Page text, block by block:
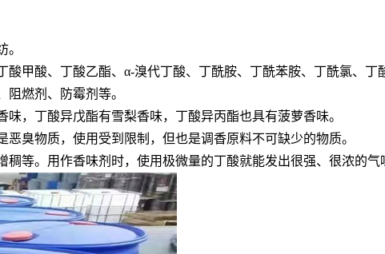
甲酸、丁酸乙酯、α-溴代丁酸、丁酰胺、丁酰苯胺、丁酰氯、丁
阻燃剂、防霉剂等。
，丁酸异戊酯有雪梨香味，丁酸异丙酯也具有菠萝香味。
臭物质，使用受到限制，但也是调香原料不可缺少的物质。
等。用作香味剂时，使用极微量的丁酸就能发出很强、很浓的气